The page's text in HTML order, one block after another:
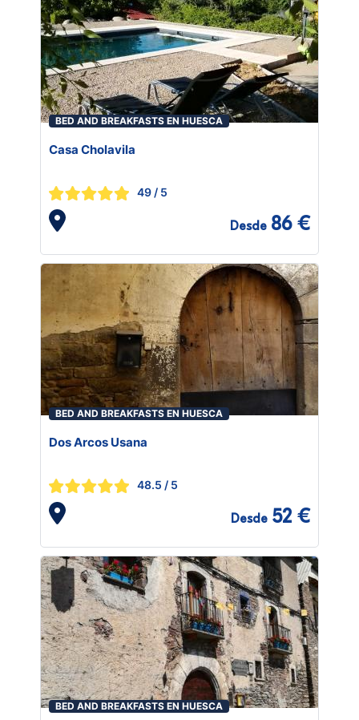
BED AND BREAKFASTS EN HUESCA
Casa Cholavila
49 / 5
Desde 86 €
BED AND BREAKFASTS EN HUESCA
Dos Arcos Usana
48.5 / 5
Desde 52 €
BED AND BREAKFASTS EN HUESCA